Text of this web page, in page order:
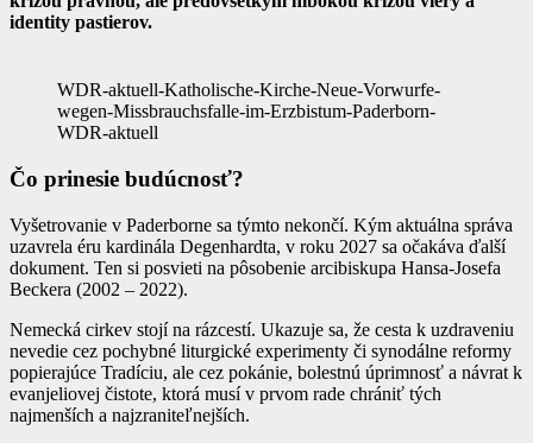
identity pastierov.
WDR-aktuell-Katholische-Kirche-Neue-Vorwurfe-
wegen-Missbrauchsfalle-im-Erzbistum-Paderborn-
WDR-aktuell
Čo prinesie budúcnosť?
Vyšetrovanie v Paderborne sa týmto nekončí. Kým aktuálna správa
uzavrela éru kardinála Degenhardta, v roku 2027 sa očakáva ďalší
dokument. Ten si posvieti na pôsobenie arcibiskupa Hansa-Josefa
Beckera (2002 – 2022).
Nemecká cirkev stojí na rázcestí. Ukazuje sa, že cesta k uzdraveniu
nevedie cez pochybné liturgické experimenty či synodálne reformy
popierajúce Tradíciu, ale cez pokánie, bolestnú úprimnosť a návrat k
evanjeliovej čistote, ktorá musí v prvom rade chrániť tých
najmenších a najzraniteľnejších.